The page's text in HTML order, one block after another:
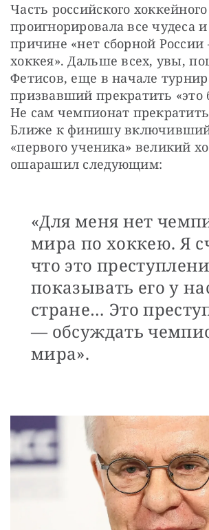
Часть российского
проигнорировала все чудеса
причине «нет сборной
хоккея». Дальше всех, увы,
Фетисов, еще в начале
призвавший прекратить «это
Не сам чемпионат
Ближе к финишу
«первого ученика» великий
ошарашил следующим:
«Для меня нет
мира по хоккею. Я
что это
показывать его у
стране… Это
— обсуждать
мира».